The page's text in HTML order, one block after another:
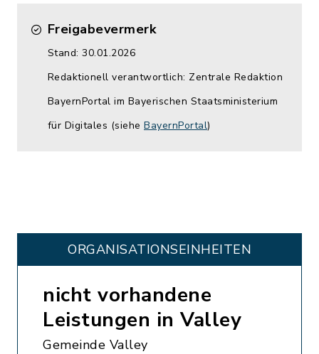
Freigabevermerk
Stand: 30.01.2026
Redaktionell verantwortlich: Zentrale Redaktion
BayernPortal im Bayerischen Staatsministerium
für Digitales (siehe BayernPortal)
ORGANISATIONS­EINHEITEN
nicht vorhandene
Leistungen in Valley
Gemeinde Valley